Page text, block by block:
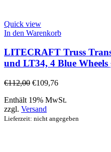
Quick view
In den Warenkorb
LITECRAFT Truss
und LT34, 4 Blue
€112,00 €109,76
Enthält 19% MwSt.
zzgl. Versand
Lieferzeit: nicht angegeben